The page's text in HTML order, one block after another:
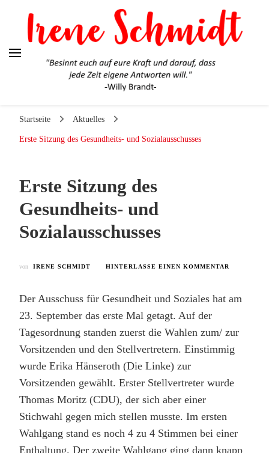
Startseite Aktuelles
Erste Sitzung des Gesundheits- und Sozialausschusses
Erste Sitzung des
Gesundheits- und
Sozialausschusses
von IRENE SCHMIDT HINTERLASSE EINEN KOMMENTAR
DES
Der Ausschuss für Gesundheit und Soziales hat am
23. September das erste Mal getagt. Auf der
Tagesordnung standen zuerst die Wahlen zum/ zur
Vorsitzenden und den Stellvertretern. Einstimmig
wurde Erika Hänseroth (Die Linke) zur
Vorsitzenden gewählt. Erster Stellvertreter wurde
Thomas Moritz (CDU), der sich aber einer
Stichwahl gegen mich stellen musste. Im ersten
Wahlgang stand es noch 4 zu 4 Stimmen bei einer
Enthaltung. Der zweite Wahlgang ging dann knapp